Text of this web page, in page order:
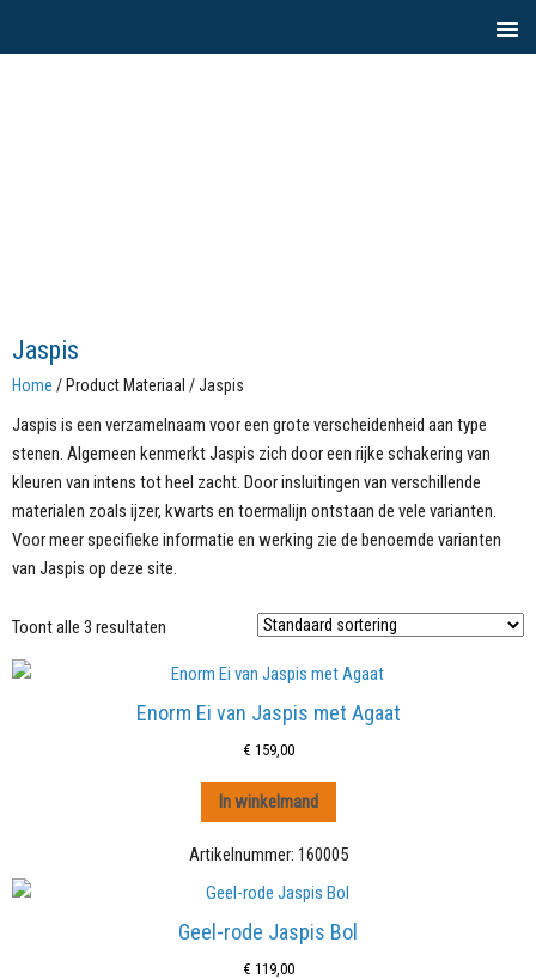
Jaspis
Home / Product Materiaal / Jaspis
Jaspis is een verzamelnaam voor een grote verscheidenheid aan type
stenen. Algemeen kenmerkt Jaspis zich door een rijke schakering van
kleuren van intens tot heel zacht. Door insluitingen van verschillende
materialen zoals ijzer, kwarts en toermalijn ontstaan de vele varianten.
Voor meer specifieke informatie en werking zie de benoemde varianten
van Jaspis op deze site.
Toont alle 3 resultaten
Enorm Ei van Jaspis met Agaat
€ 159,00
In winkelmand
Artikelnummer: 160005
Geel-rode Jaspis Bol
€ 119,00